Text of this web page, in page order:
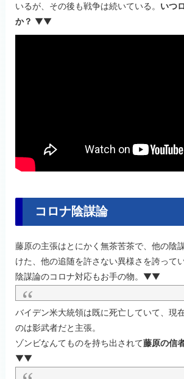
いるが、その後も戦争は続いている。 いつ
か？ ▼▼
コロナ陰謀論
藤原の主張はとにかく無茶苦茶で、他の陰
けた、他の追随を許さない異様さを誇ってい
陰謀論のコロナ対応もお手の物。▼▼
バイデン米大統領は既に死亡していて、現
のは影武者だと主張。
ゾンビなんてものを持ち出されて藤原の信
▼▼